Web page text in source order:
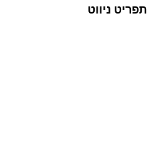
תפריט ניווט